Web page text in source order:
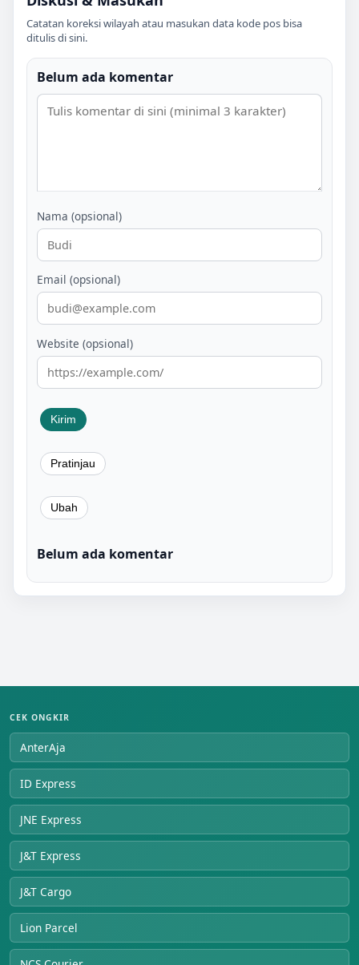
Catatan koreksi wilayah atau masukan data kode pos bisa
ditulis di sini.
Belum ada komentar
Nama (opsional)
Email (opsional)
Website (opsional)
Belum ada komentar
CEK ONGKIR
AnterAja
ID Express
JNE Express
J&T Express
J&T Cargo
Lion Parcel